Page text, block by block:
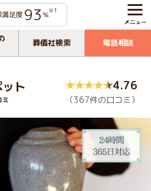
足度 93 %※1
葬儀社検索 電話相談
ト
ミ
4.76
（367件の口コミ）